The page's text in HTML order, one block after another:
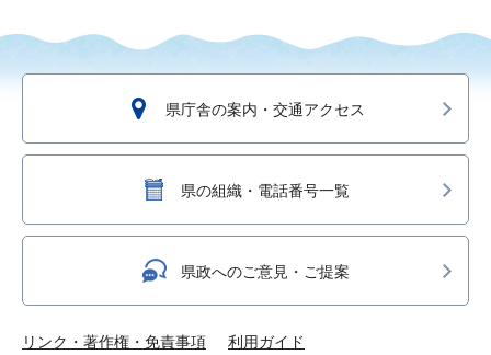
県庁舎の案内・交通アクセス
県の組織・電話番号一覧
県政へのご意見・ご提案
リンク・著作権・免責事項 利用ガイド